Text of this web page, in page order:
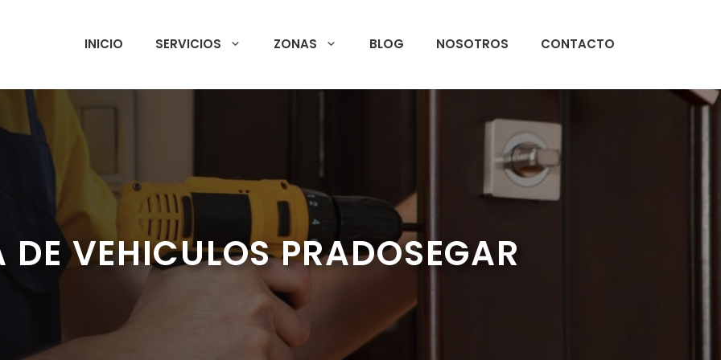
INICIO SERVICIOS ZONAS BLOG NOSOTROS CONTACTO
DE VEHICULOS PRADOSEGAR